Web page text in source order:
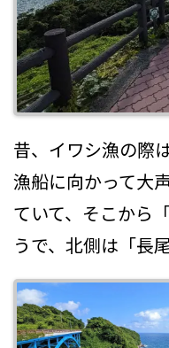
昔、イワシ漁の際
漁船に向かって大
ていて、そこから
うで、北側は「長